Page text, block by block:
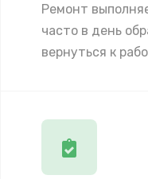
Ремонт
часто в день
вернуться к